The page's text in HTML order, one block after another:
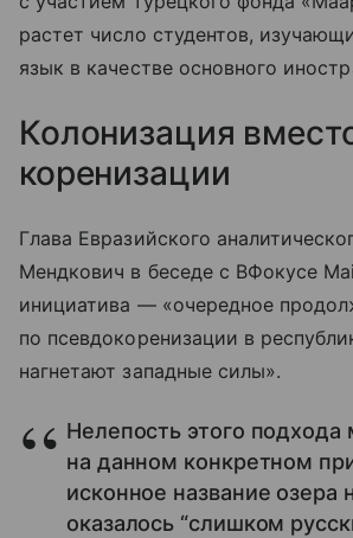
растет число студентов,
язык в качестве основного
Колонизация
коренизации
Глава Евразийского
Мендкович в беседе с ВФокусе
инициатива — «очередное
по псевдокоренизации в
нагнетают западные силы».
Нелепость этого
на данном конкретном
исконное название озера
оказалось “слишком